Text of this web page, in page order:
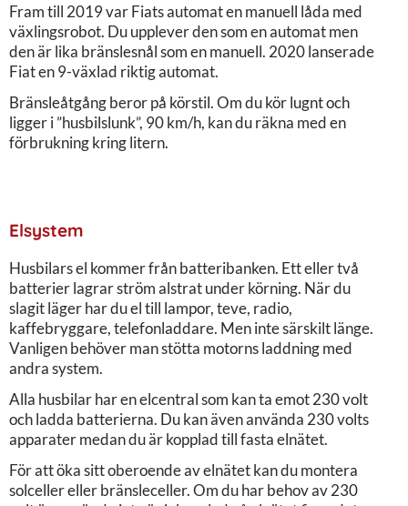
Fram till 2019 var Fiats automat en manuell låda med
växlingsrobot. Du upplever den som en automat men
den är lika bränslesnål som en manuell. 2020 lanserade
Fiat en 9-växlad riktig automat.
Bränsleåtgång beror på körstil. Om du kör lugnt och
ligger i ”husbilslunk”, 90 km/h, kan du räkna med en
förbrukning kring litern.
Elsystem
Husbilars el kommer från batteribanken. Ett eller två
batterier lagrar ström alstrat under körning. När du
slagit läger har du el till lampor, teve, radio,
kaffebryggare, telefonladdare. Men inte särskilt länge.
Vanligen behöver man stötta motorns laddning med
andra system.
Alla husbilar har en elcentral som kan ta emot 230 volt
och ladda batterierna. Du kan även använda 230 volts
apparater medan du är kopplad till fasta elnätet.
För att öka sitt oberoende av elnätet kan du montera
solceller eller bränsleceller. Om du har behov av 230